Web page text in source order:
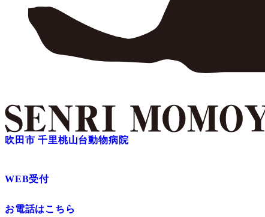
吹田市 千里桃山台動物病院
WEB受付
お電話はこちら